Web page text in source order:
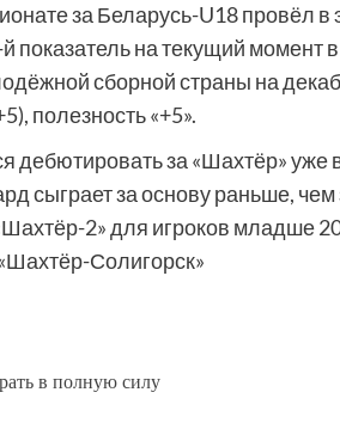
за Беларусь-U18 провёл в
показатель на текущий момент
сборной страны на
полезность «+5».
дебютировать за «Шахтёр»
сыграет за основу раньше,
2» для игроков младше
Солигорск»
в полную силу